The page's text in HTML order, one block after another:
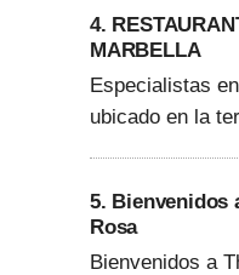
4.
MARBELLA
Especialistas
ubicado en la
5. Bienvenidos
Rosa
Bienvenidos a